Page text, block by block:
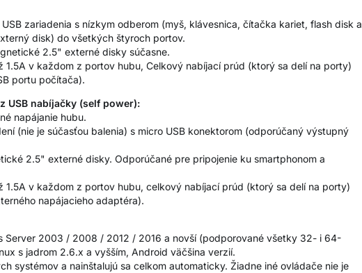
zariadenia s nízkym odberom (myš, klávesnica, čítačka kariet, flash disk a
disk) do všetkých štyroch portov.
2.5" externé disky súčasne.
v každom z portov hubu, Celkový nabíjací prúd (ktorý sa delí na porty)
portu počítača).
USB nabíjačky (self power):
napájanie hubu.
(nie je súčasťou balenia) s micro USB konektorom (odporúčaný výstupný
2.5" externé disky. Odporúčané pre pripojenie ku smartphonom a
v každom z portov hubu, celkový nabíjací prúd (ktorý sa delí na porty)
napájacieho adaptéra).
Server 2003 / 2008 / 2012 / 2016 a novší (podporované všetky 32- i 64-
s jadrom 2.6.x a vyšším, Android väčšina verzií.
systémov a nainštalujú sa celkom automaticky. Žiadne iné ovládače nie je